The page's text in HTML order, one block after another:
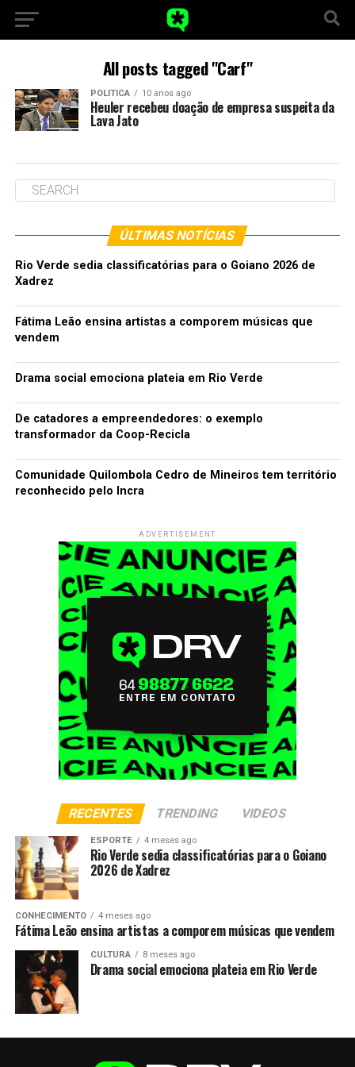
All posts tagged "Carf"
POLITICA 10 anos ago
Heuler recebeu doação de empresa suspeita da
Lava Jato
ÚLTIMAS NOTÍCIAS
Rio Verde sedia classificatórias para o Goiano 2026 de
Xadrez
Fátima Leão ensina artistas a comporem músicas que
vendem
Drama social emociona plateia em Rio Verde
De catadores a empreendedores: o exemplo
transformador da Coop-Recicla
Comunidade Quilombola Cedro de Mineiros tem território
reconhecido pelo Incra
ADVERTISEMENT
RECENTES TRENDING VIDEOS
ESPORTE 4 meses ago
Rio Verde sedia classificatórias para o Goiano
2026 de Xadrez
CONHECIMENTO 4 meses ago
Fátima Leão ensina artistas a comporem músicas que vendem
CULTURA 8 meses ago
Drama social emociona plateia em Rio Verde